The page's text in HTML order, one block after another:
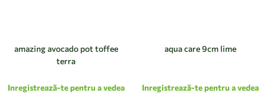
amazing avocado pot toffee
terra
Inregistrează-te pentru a vedea
aqua care 9cm lime
Inregistrează-te pentru a vedea